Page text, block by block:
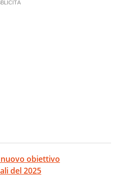
obiettivo
del 2025